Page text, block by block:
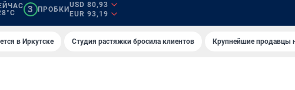
3 ПРОБКИ
USD 80,93
EUR 93,19
в Иркутске Студия растяжки бросила клиентов Крупнейшие продавцы